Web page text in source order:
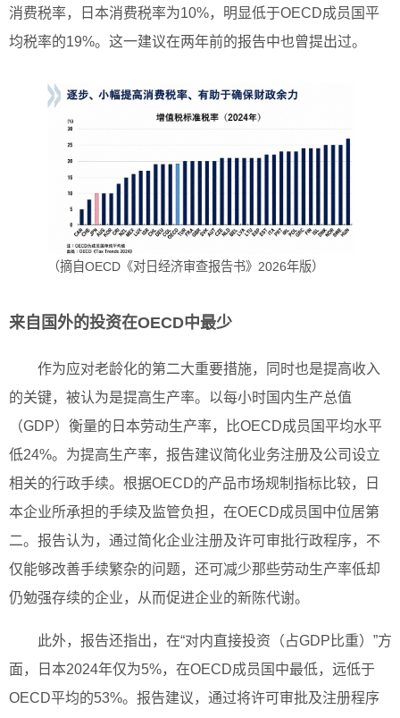
消费税率，日本消费税率为10%，明显低于OECD成员国平
均税率的19%。这一建议在两年前的报告中也曾提出过。
（摘自OECD《对日经济审查报告书》2026年版）
来自国外的投资在OECD中最少
作为应对老龄化的第二大重要措施，同时也是提高收入
的关键，被认为是提高生产率。以每小时国内生产总值
（GDP）衡量的日本劳动生产率，比OECD成员国平均水平
低24%。为提高生产率，报告建议简化业务注册及公司设立
相关的行政手续。根据OECD的产品市场规制指标比较，日
本企业所承担的手续及监管负担，在OECD成员国中位居第
二。报告认为，通过简化企业注册及许可审批行政程序，不
仅能够改善手续繁杂的问题，还可减少那些劳动生产率低却
仍勉强存续的企业，从而促进企业的新陈代谢。
此外，报告还指出，在“对内直接投资（占GDP比重）”方
面，日本2024年仅为5%，在OECD成员国中最低，远低于
OECD平均的53%。报告建议，通过将许可审批及注册程序